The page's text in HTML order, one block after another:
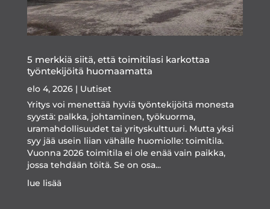
5 merkkiä siitä, että toimitilasi karkottaa
työntekijöitä huomaamatta
elo 4, 2026| Uutiset
Yritys voi menettää hyviä työntekijöitä monesta
syystä: palkka, johtaminen, työkuorma,
uramahdollisuudet tai yrityskulttuuri. Mutta yksi
syy jää usein liian vähälle huomiolle: toimitila.
Vuonna 2026 toimitila ei ole enää vain paikka,
jossa tehdään töitä. Se on osa...
lue lisää